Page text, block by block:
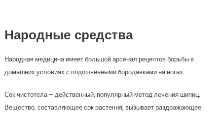
Народные средства
Народная медицина имеет большой арсенал рецептов борьбы в
домашних условиях с подошвенными бородавками на ногах.
Сок чистотела – действенный, популярный метод лечения шипиц.
Вещество, составляющее сок растения, вызывает раздражающее